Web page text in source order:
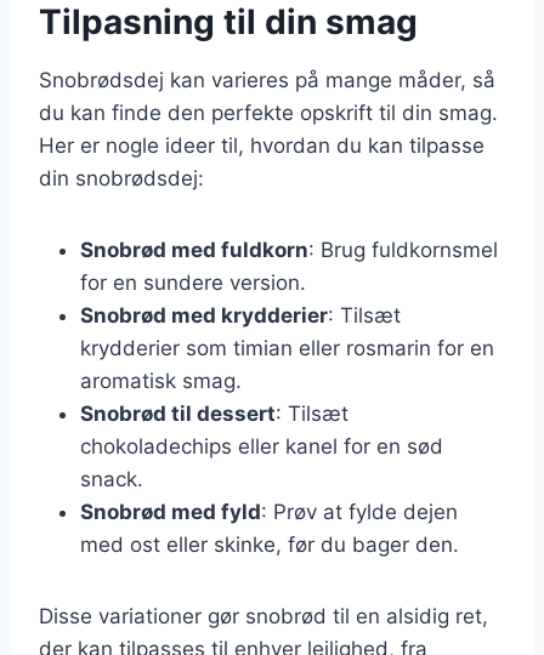
Tilpasning til din smag
Snobrødsdej kan varieres på mange måder, så
du kan finde den perfekte opskrift til din smag.
Her er nogle ideer til, hvordan du kan tilpasse
din snobrødsdej:
Snobrød med fuldkorn: Brug fuldkornsmel
for en sundere version.
Snobrød med krydderier: Tilsæt
krydderier som timian eller rosmarin for en
aromatisk smag.
Snobrød til dessert: Tilsæt
chokoladechips eller kanel for en sød
snack.
Snobrød med fyld: Prøv at fylde dejen
med ost eller skinke, før du bager den.
Disse variationer gør snobrød til en alsidig ret,
der kan tilpasses til enhver lejlighed, fra